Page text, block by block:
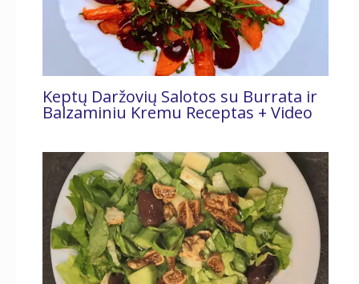
Keptų Daržovių Salotos su Burrata ir
Balzaminiu Kremu Receptas + Video